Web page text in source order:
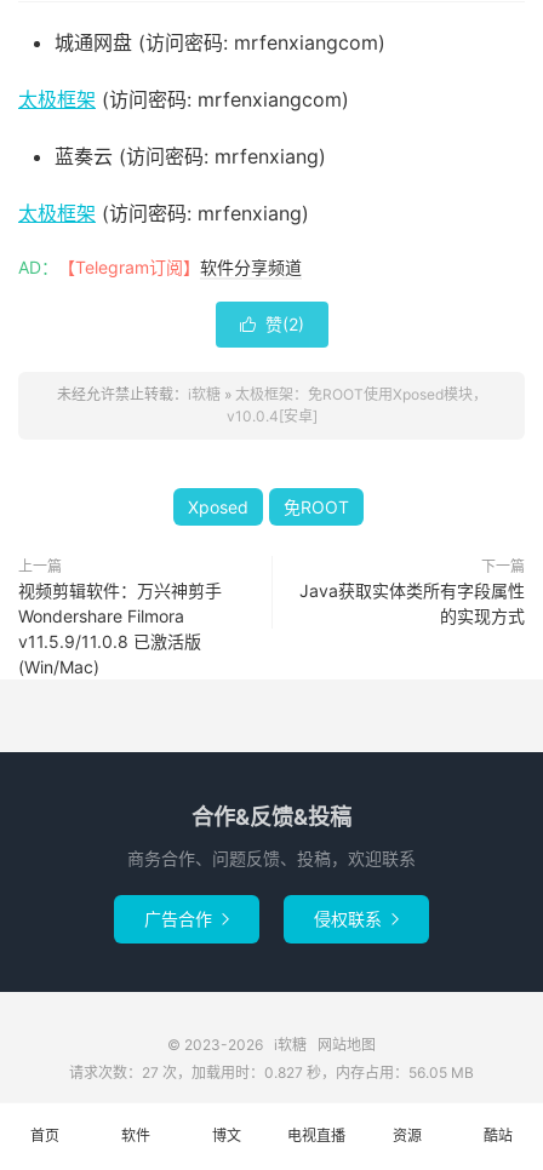
城通网盘 (访问密码: mrfenxiangcom)
太极框架 (访问密码: mrfenxiangcom)
蓝奏云 (访问密码: mrfenxiang)
太极框架 (访问密码: mrfenxiang)
AD： 【Telegram订阅】 软件分享频道
 赞(2)
未经允许禁止转载： i软糖» 太极框架：免ROOT使用Xposed模块，
v10.0.4[安卓]
Xposed 免ROOT
上一篇
视频剪辑软件：万兴神剪手
Wondershare Filmora
v11.5.9/11.0.8 已激活版
(Win/Mac)
下一篇
Java获取实体类所有字段属性
的实现方式
合作&反馈&投稿
商务合作、问题反馈、投稿，欢迎联系
广告合作  侵权联系 
© 2023-2026 i软糖
网站地图
请求次数：27 次，加载用时：0.827 秒，内存占用：56.05 MB
首页 软件 博文 电视直播 资源 酷站